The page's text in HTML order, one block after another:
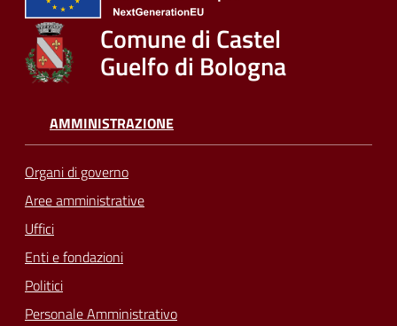
Comune di Castel
Guelfo di Bologna
AMMINISTRAZIONE
Organi di governo
Aree amministrative
Uffici
Enti e fondazioni
Politici
Personale Amministrativo